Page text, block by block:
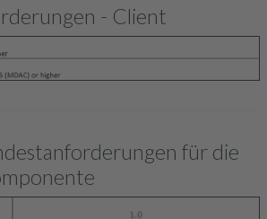
- Client
für die